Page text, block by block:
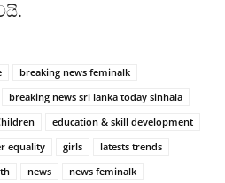
breaking news feminalk
breaking news sri lanka today sinhala
education & skill development
equality girls
latests trends
news
news feminalk